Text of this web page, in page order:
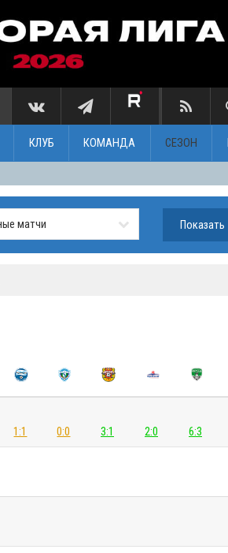
КЛУБ КОМАНДА СЕЗОН
1:1
0:0 3:1 2:0 6:3